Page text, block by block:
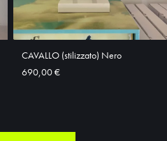
CAVALLO (stilizzato) Nero
690,00 €